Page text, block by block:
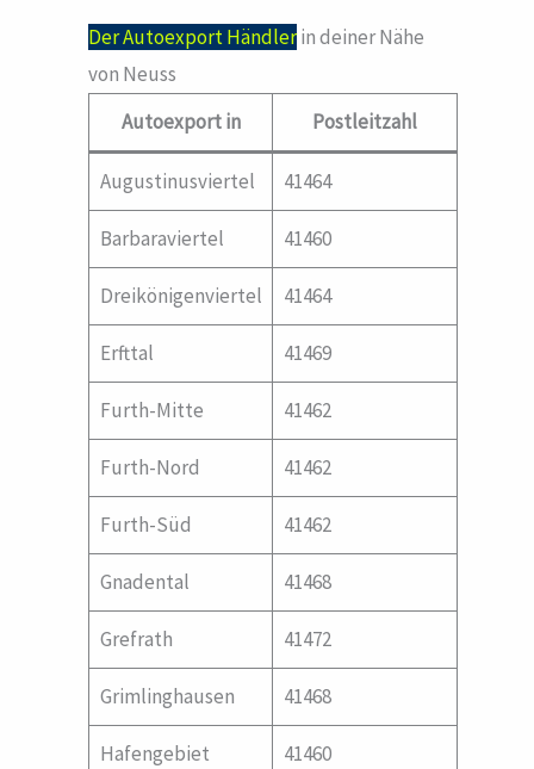
Der Autoexport Händlerin deiner Nähe
von Neuss
Autoexport in
Postleitzahl
Augustinusviertel 41464
Barbaraviertel 41460
Dreikönigenviertel 41464
Erfttal 41469
Furth-Mitte 41462
Furth-Nord 41462
Furth-Süd 41462
Gnadental 41468
Grefrath 41472
Grimlinghausen 41468
Hafengebiet 41460